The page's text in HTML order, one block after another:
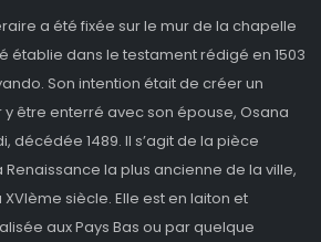
a été fixée sur le mur de la chapelle
établie dans le testament rédigé en 1503
Son intention était de créer un
être enterré avec son épouse, Osana
décédée 1489. Il s’agit de la pièce
la plus ancienne de la ville,
siècle. Elle est en laiton et
aux Pays Bas ou par quelque